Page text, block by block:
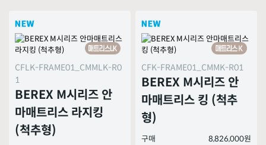
CFLK-FRAME01_CMMLK-R0
1
BEREX M시리즈 안
마매트리스 라지킹
(척추형)
CFK-FRAME01_CMMK-R01
BEREX M시리즈 안
마매트리스 킹 (척추
형)
구매
8,826,000원